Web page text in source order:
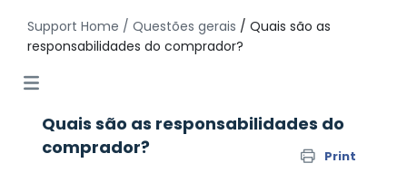
Support Home / Questões gerais / Quais são as
responsabilidades do comprador?
Quais são as responsabilidades do
comprador?
Print